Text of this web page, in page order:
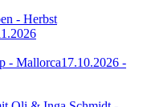
- Herbst
- Mallorca17.10.2026 -